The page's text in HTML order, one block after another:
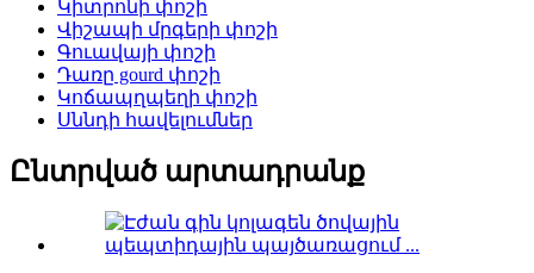
Կիտրոնի փոշի
Վիշապի մրգերի փոշի
Գուավայի փոշի
Դառը gourd փոշի
Կոճապղպեղի փոշի
Սննդի հավելումներ
Ընտրված արտադրանք